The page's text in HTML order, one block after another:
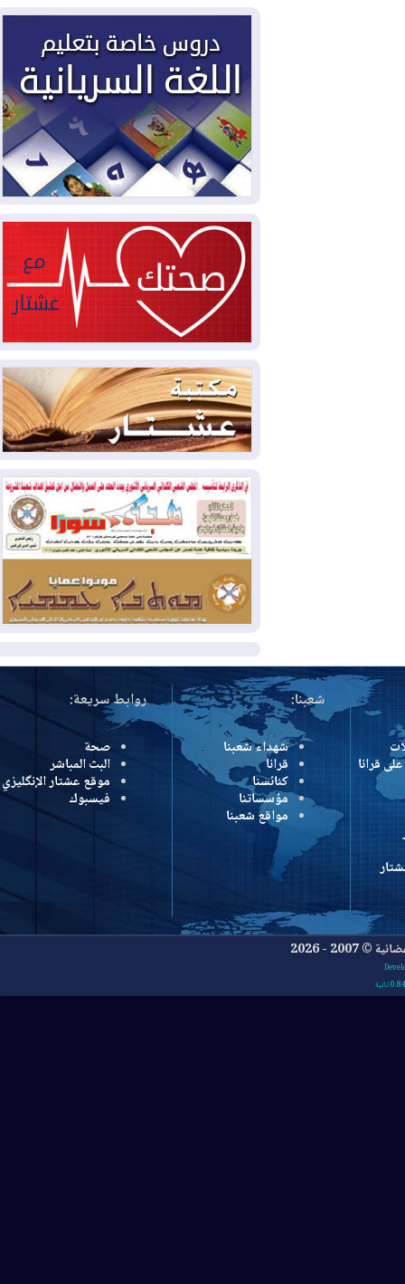
2026-08-03العراق يؤكد مجدداً التزامه
بمنع الهجمات على الدول المجاورة
2026-08-03العجز والاقتراض يطوقان
المالية العراقية.. اقتراض يتجاوز 3 تريليونات
دينار!
2026-08-03كوبا تغرق في الظلام مجددا
2026-08-03
أوامر بإجلاء 60 ألف شخص
بسبب الحرائق في ولاية واشنطن
2026-08-02
مشروع "حسابي" يُمهل
الموظفين حتى نهاية أغسطس لاستلام
بطاقاتهم المصرفية
2026-08-02دمشق وعمّان تحذران بغداد:
أي هجوم من أراضي العراق سيواجه برد
2026-08-02ترامب: الولايات المتحدة
وإسرائيل تعلقان شن ضربات على إيران
2026-08-01
تقرير: الولايات المتحدة تسحب
منظومة باتريوت الدفاعية من أربيل
2026-08-01
النفط: اتفاقية ثلاثية لاستئناف
التصدير عبر جيهان بطاقة 750 ألف برميل
يومياً
المزيد
شعبنا:
شهداء شعبنا
قرانا
كنائسنا
مؤسساتنا
مواقع شعبنا
روابط سريعة:
صحة
البث المباشر
موقع عشتار الإنگليزي
فيسبوك
2026